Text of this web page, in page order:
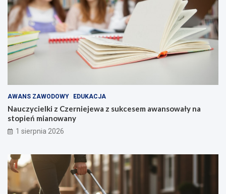
AWANS ZAWODOWY EDUKACJA
Nauczycielki z Czerniejewa z sukcesem awansowały na
stopień mianowany
1 sierpnia 2026